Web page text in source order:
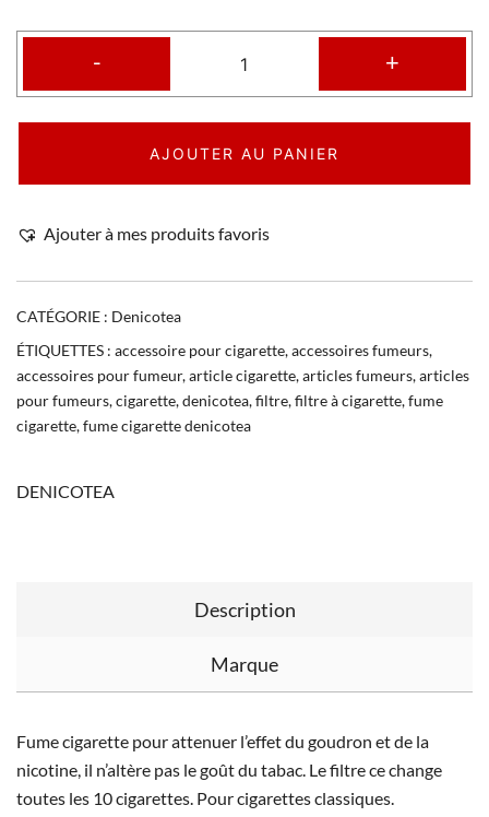
- +
AJOUTER AU PANIER
Ajouter à mes produits favoris
CATÉGORIE : Denicotea
ÉTIQUETTES : accessoire pour cigarette,accessoires fumeurs,
accessoires pour fumeur,article cigarette,articles fumeurs,articles
pour fumeurs,cigarette,denicotea,filtre,filtre à cigarette,fume
cigarette,fume cigarette denicotea
DENICOTEA
Description
Marque
Fume cigarette pour attenuer l’effet du goudron et de la
nicotine, il n’altère pas le goût du tabac. Le filtre ce change
toutes les 10 cigarettes. Pour cigarettes classiques.